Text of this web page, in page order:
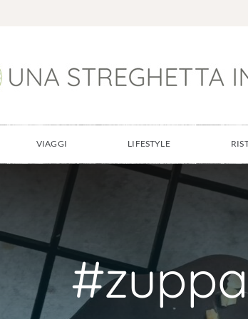
VIAGGI LIFESTYLE
#zuppa